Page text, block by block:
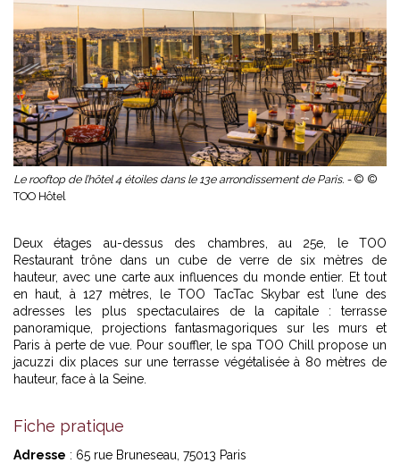
Le rooftop de l’hôtel 4 étoiles dans le 13e arrondissement de Paris. - © ©
TOO Hôtel
Deux étages au-dessus des chambres, au 25e, le TOO
Restaurant trône dans un cube de verre de six mètres de
hauteur, avec une carte aux influences du monde entier. Et tout
en haut, à 127 mètres, le TOO TacTac Skybar est l’une des
adresses les plus spectaculaires de la capitale : terrasse
panoramique, projections fantasmagoriques sur les murs et
Paris à perte de vue. Pour souffler, le spa TOO Chill propose un
jacuzzi dix places sur une terrasse végétalisée à 80 mètres de
hauteur, face à la Seine.
Fiche pratique
Adresse : 65 rue Bruneseau, 75013 Paris